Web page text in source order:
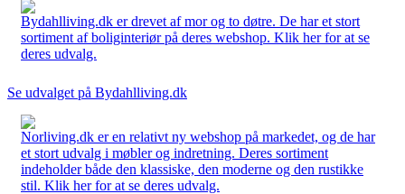
Bydahlliving.dk er drevet af mor og to døtre. De har et stort
sortiment af boliginteriør på deres webshop. Klik her for at se
deres udvalg.
Se udvalget på Bydahlliving.dk
Norliving.dk er en relativt ny webshop på markedet, og de har
et stort udvalg i møbler og indretning. Deres sortiment
indeholder både den klassiske, den moderne og den rustikke
stil. Klik her for at se deres udvalg.